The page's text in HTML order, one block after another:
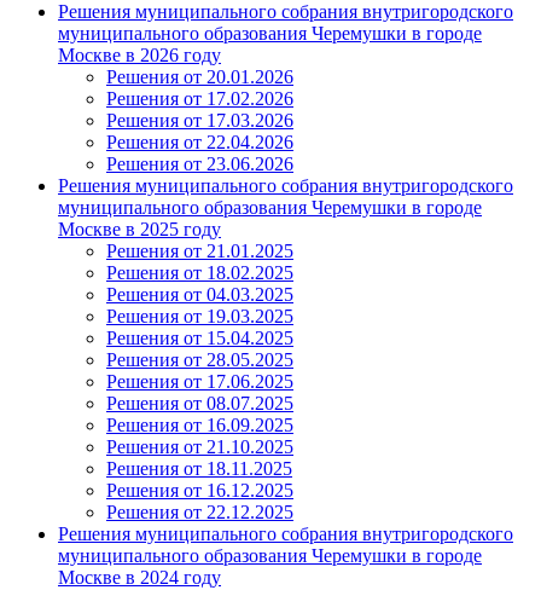
Решения муниципального собрания внутригородского
муниципального образования Черемушки в городе
Москве в 2026 году
Решения от 20.01.2026
Решения от 17.02.2026
Решения от 17.03.2026
Решения от 22.04.2026
Решения от 23.06.2026
Решения муниципального собрания внутригородского
муниципального образования Черемушки в городе
Москве в 2025 году
Решения от 21.01.2025
Решения от 18.02.2025
Решения от 04.03.2025
Решения от 19.03.2025
Решения от 15.04.2025
Решения от 28.05.2025
Решения от 17.06.2025
Решения от 08.07.2025
Решения от 16.09.2025
Решения от 21.10.2025
Решения от 18.11.2025
Решения от 16.12.2025
Решения от 22.12.2025
Решения муниципального собрания внутригородского
муниципального образования Черемушки в городе
Москве в 2024 году